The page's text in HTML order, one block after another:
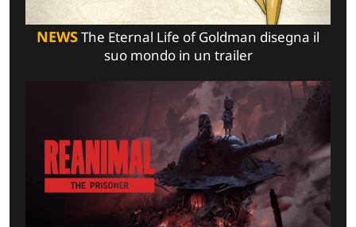
NEWSThe Eternal Life of Goldman disegna il
suo mondo in un trailer